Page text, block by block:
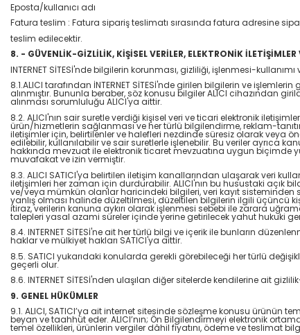
Eposta/kullanıcı adı
Fatura teslim : Fatura sipariş teslimatı sırasında fatura adresine
teslim edilecektir.
8. - GÜVENLİK-GİZLİLİK, KİŞİSEL VERİLER, ELEKTRONİK
INTERNET SİTESİ'nde bilgilerin korunması, gizliliği, işlenmesi-
8.1.ALICI tarafından İNTERNET SİTESİ'nde girilen bilgilerin ve
alınmıştır. Bununla beraber, söz konusu bilgiler ALICI cihazından
alınması sorumluluğu ALICI'ya aittir.
8.2. ALICI'nın sair suretle verdiği kişisel veri ve ticari elektronik
ürün/hizmetlerin sağlanması ve her türlü bilgilendirme, reklam-
iletişimler için, belirtilenler ve halefleri nezdinde süresiz olarak veya
edilebilir, kullanılabilir ve sair suretlerle işlenebilir. Bu veriler ayrıca
hakkında mevzuat ile elektronik ticaret mevzuatına uygun biçimde
muvafakat ve izin vermiştir.
8.3. ALICI SATICI'ya belirtilen iletişim kanallarından ulaşarak veri
iletişimleri her zaman için durdurabilir. ALICI'nın bu husustaki açık
ve/veya mümkün olanlar haricindeki bilgileri, veri kayıt sisteminden
yanlış olması halinde düzeltilmesi, düzeltilen bilgilerin ilgili üçüncü
itiraz, verilerin kanuna aykırı olarak işlenmesi sebebi ile zarara
talepleri yasal azami süreler içinde yerine getirilecek yahut hukuki
8.4. INTERNET SİTESİ'ne ait her türlü bilgi ve içerik ile bunların
haklar ve mülkiyet hakları SATICI'ya aittir.
8.5. SATICI yukarıdaki konularda gerekli görebileceği her türlü
geçerli olur.
8.6. INTERNET SİTESİ'nden ulaşılan diğer sitelerde kendilerine ait
9. GENEL HÜKÜMLER
9.1. ALICI, SATICI’ya ait internet sitesinde sözleşme konusu ürünün
beyan ve taahhüt eder. ALICI’nın; Ön Bilgilendirmeyi elektronik
temel özellikleri, ürünlerin vergiler dâhil fiyatını, ödeme ve teslimat